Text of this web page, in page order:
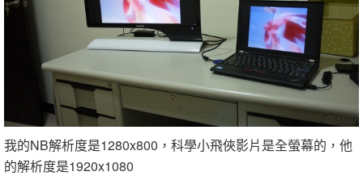
我的NB解析度是1280x800，科學小飛俠影片是全螢幕的，他
的解析度是1920x1080